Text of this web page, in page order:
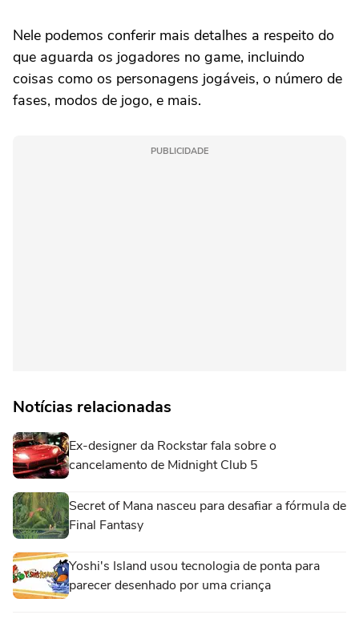
Nele podemos conferir mais detalhes a respeito do
que aguarda os jogadores no game, incluindo
coisas como os personagens jogáveis, o número de
fases, modos de jogo, e mais.
PUBLICIDADE
Notícias relacionadas
Ex-designer da Rockstar fala sobre o
cancelamento de Midnight Club 5
Secret of Mana nasceu para desafiar a fórmula de
Final Fantasy
Yoshi's Island usou tecnologia de ponta para
parecer desenhado por uma criança